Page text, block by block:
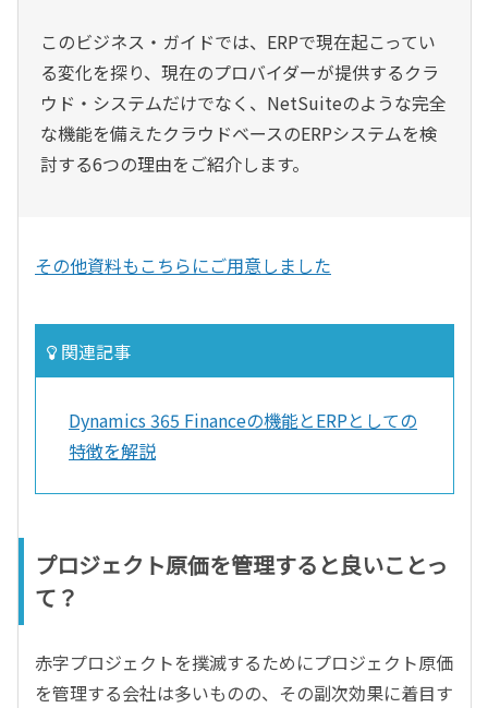
このビジネス・ガイドでは、ERPで現在起こってい
る変化を探り、現在のプロバイダーが提供するクラ
ウド・システムだけでなく、NetSuiteのような完全
な機能を備えたクラウドベースのERPシステムを検
討する6つの理由をご紹介します。
その他資料もこちらにご用意しました
関連記事
Dynamics 365 Financeの機能とERPとしての
特徴を解説
プロジェクト原価を管理すると良いことっ
て？
赤字プロジェクトを撲滅するためにプロジェクト原価
を管理する会社は多いものの、その副次効果に着目す